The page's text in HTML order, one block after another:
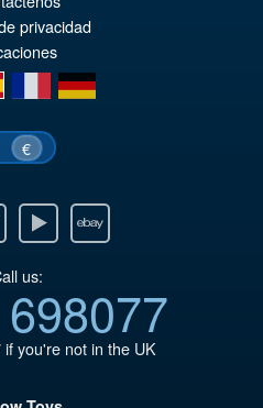
privacidad
fr de
€
Ebay
us:
if you're not in the UK